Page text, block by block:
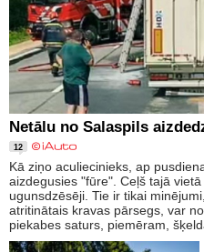
Netālu no Salaspils
12
Kā ziņo aculiecinieks, ap
aizdegusies "fūre". Ceļš tajā
ugunsdzēsēji. Tie ir tikai
atritinātais kravas pārsegs, var
piekabes saturs, piemēram,